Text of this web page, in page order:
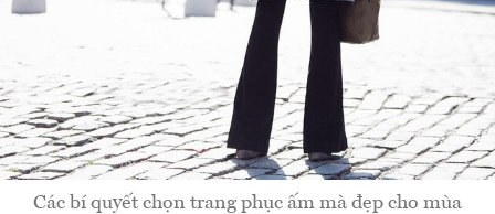
Các bí quyết chọn trang phục ấm mà đẹp cho mùa